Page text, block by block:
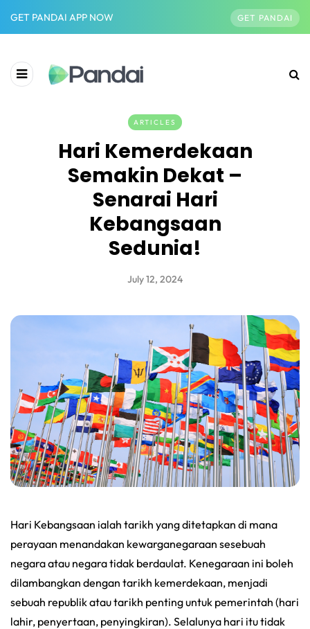
GET PANDAI APP NOW GET PANDAI
ARTICLES
Hari Kemerdekaan
Semakin Dekat –
Senarai Hari
Kebangsaan
Sedunia!
July 12, 2024
Hari Kebangsaan ialah tarikh yang ditetapkan di mana
perayaan menandakan kewarganegaraan sesebuah
negara atau negara tidak berdaulat. Kenegaraan ini boleh
dilambangkan dengan tarikh kemerdekaan, menjadi
sebuah republik atau tarikh penting untuk pemerintah (hari
lahir, penyertaan, penyingkiran). Selalunya hari itu tidak